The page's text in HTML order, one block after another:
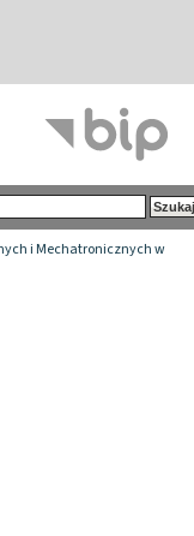
i Mechatronicznych w